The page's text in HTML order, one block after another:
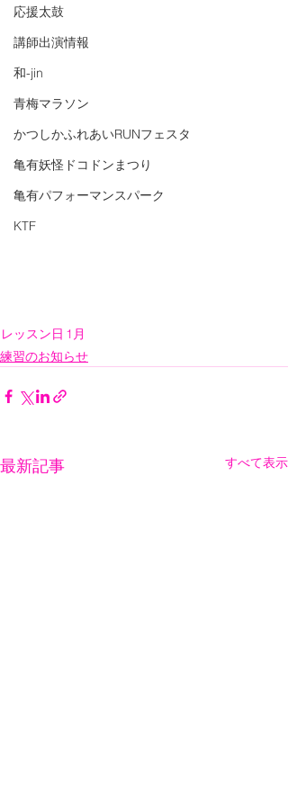
応援太鼓
講師出演情報
和-jin
青梅マラソン
かつしかふれあいRUNフェスタ
亀有妖怪ドコドンまつり
亀有パフォーマンスパーク
KTF
レッスン日 1月
練習のお知らせ
最新記事 すべて表示